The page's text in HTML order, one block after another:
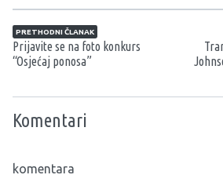
Navigacija članaka
PRETHODNI ČLANAK
Prijavite se na foto konkurs
“Osjećaj ponosa”
Komentari
komentara